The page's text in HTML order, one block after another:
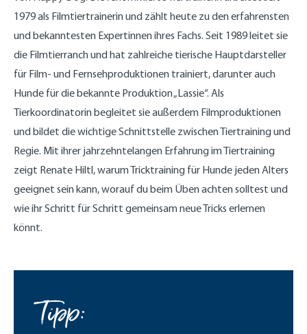
1979 als Filmtiertrainerin und zählt heute zu den erfahrensten
und bekanntesten Expertinnen ihres Fachs. Seit 1989 leitet sie
die Filmtierranch und hat zahlreiche tierische Hauptdarsteller
für Film- und Fernsehproduktionen trainiert, darunter auch
Hunde für die bekannte Produktion „Lassie“. Als
Tierkoordinatorin begleitet sie außerdem Filmproduktionen
und bildet die wichtige Schnittstelle zwischen Tiertraining und
Regie. Mit ihrer jahrzehntelangen Erfahrung im Tiertraining
zeigt Renate Hiltl, warum Tricktraining für Hunde jeden Alters
geeignet sein kann, worauf du beim Üben achten solltest und
wie ihr Schritt für Schritt gemeinsam neue Tricks erlernen
könnt.
Tipp: